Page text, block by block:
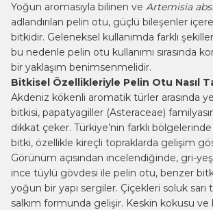
Yoğun aromasıyla bilinen ve Artemisia
adlandırılan pelin otu, güçlü bileşenler
bitkidir. Geleneksel kullanımda farklı
bu nedenle pelin otu kullanımı sırasında
bir yaklaşım benimsenmelidir.
Bitkisel Özellikleriyle Pelin Otu Nasıl
Akdeniz kökenli aromatik türler arasında
bitkisi, papatyagiller (Asteraceae)
dikkat çeker. Türkiye’nin farklı
bitki, özellikle kireçli topraklarda gelişim
Görünüm açısından incelendiğinde, gri-
ince tüylü gövdesi ile pelin otu, benzer
yoğun bir yapı sergiler. Çiçekleri soluk sarı
salkım formunda gelişir. Keskin kokusu ve